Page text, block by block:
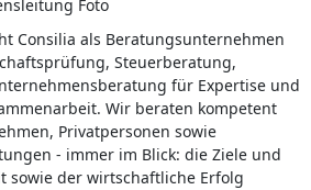
Consilia als Beratungsunternehmen
Steuerberatung,
für Expertise und
Wir beraten kompetent
Privatpersonen sowie
- immer im Blick: die Ziele und
sowie der wirtschaftliche Erfolg